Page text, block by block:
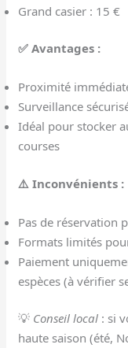
Grand casier : 15 €
✅ Avantages :
Proximité
Surveillance
Idéal pour stocker
courses
⚠️ Inconvénients :
Pas de réservation
Formats limités
Paiement
espèces (à vérifier
💡 Conseil local : si
haute saison (été,